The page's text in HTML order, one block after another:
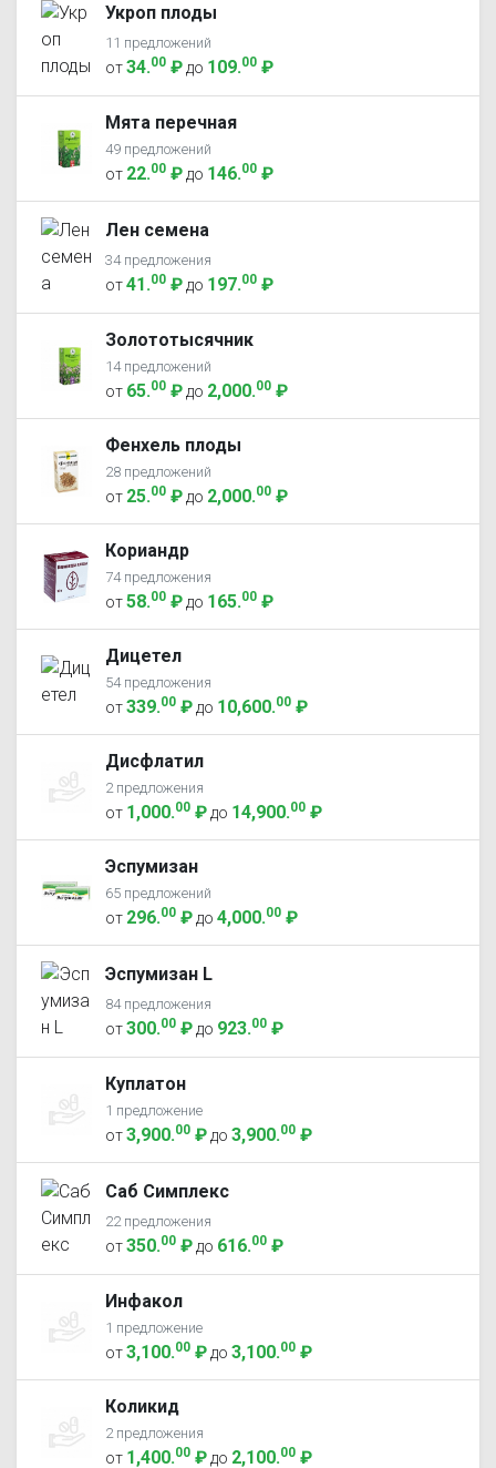
Укроп плоды
11 предложений
от34.00 ₽ до 109.00 ₽
Мята перечная
49 предложений
от 22.00 ₽ до 146.00 ₽
Лен семена
34 предложения
от41.00 ₽ до 197.00 ₽
Золототысячник
14 предложений
от 65.00 ₽ до 2,000.00 ₽
Фенхель плоды
28 предложений
от 25.00 ₽ до 2,000.00 ₽
Кориандр
74 предложения
от58.00 ₽ до 165.00 ₽
Дицетел
54 предложения
от339.00 ₽ до 10,600.00 ₽
Дисфлатил
2 предложения
от 1,000.00 ₽ до 14,900.00 ₽
Эспумизан
65 предложений
от 296.00 ₽ до 4,000.00 ₽
Эспумизан L
84 предложения
от300.00 ₽ до 923.00 ₽
Куплатон
1 предложение
от3,900.00 ₽ до 3,900.00 ₽
Саб Симплекс
22 предложения
от350.00 ₽ до 616.00 ₽
Инфакол
1 предложение
от3,100.00 ₽ до 3,100.00 ₽
Коликид
2 предложения
от 1,400.00 ₽ до 2,100.00 ₽